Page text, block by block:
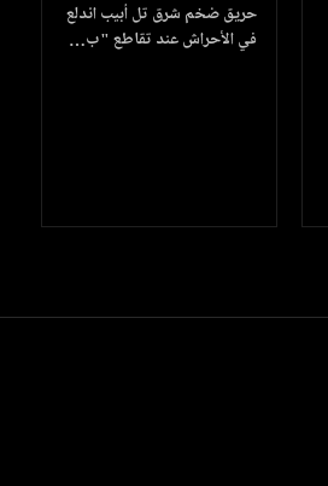
حريق ضخم شرق تل أبيب اندلع
في الأحراش عند تقاطع "ب…